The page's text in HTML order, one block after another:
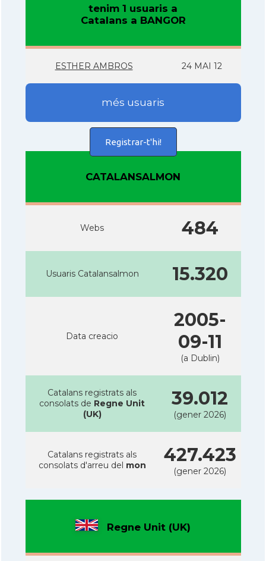
tenim 1 usuaris a
Catalans a BANGOR
ESTHER AMBROS 24 MAI 12
més usuaris
Registrar-t'hi!
CATALANSALMON
Webs 484
Usuaris Catalansalmon 15.320
Data creacio
2005-
09-11
(a Dublin)
Catalans registrats als
consolats de Regne Unit
(UK)
39.012
(gener 2026)
Catalans registrats als
consolats d'arreu del mon 427.423
(gener 2026)
Regne Unit (UK)